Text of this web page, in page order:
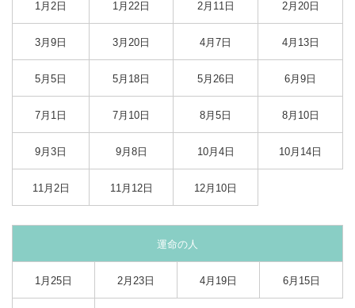
1月2日 1月22日 2月11日 2月20日
3月9日 3月20日 4月7日 4月13日
5月5日 5月18日 5月26日 6月9日
7月1日 7月10日 8月5日 8月10日
9月3日 9月8日 10月4日 10月14日
11月2日 11月12日 12月10日
運命の人
1月25日 2月23日 4月19日 6月15日